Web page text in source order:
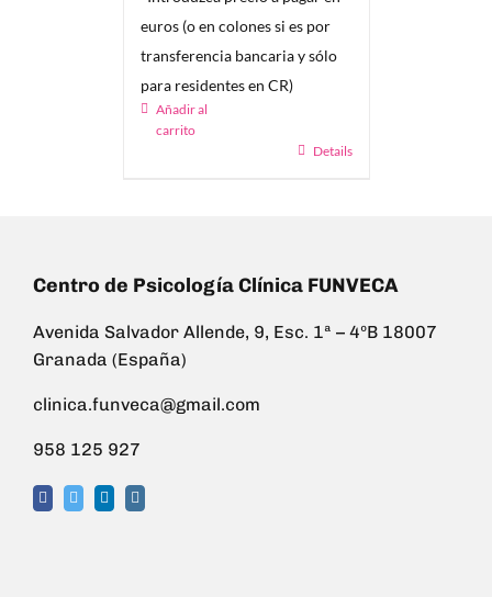
euros (o en colones si es por
transferencia bancaria y sólo
para residentes en CR)
Añadir al
carrito
Details
Centro de Psicología Clínica FUNVECA
Avenida Salvador Allende, 9, Esc. 1ª – 4ºB 18007
Granada (España)
clinica.funveca@gmail.com
958 125 927